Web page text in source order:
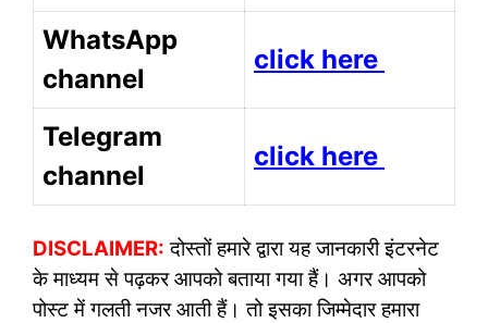
WhatsApp
channel
click here
Telegram
channel
click here
DISCLAIMER: दोस्तों हमारे द्वारा यह जानकारी इंटरनेट
के माध्यम से पढ़कर आपको बताया गया हैं। अगर आपको
पोस्ट में गलती नजर आती हैं। तो इसका जिम्मेदार हमारा